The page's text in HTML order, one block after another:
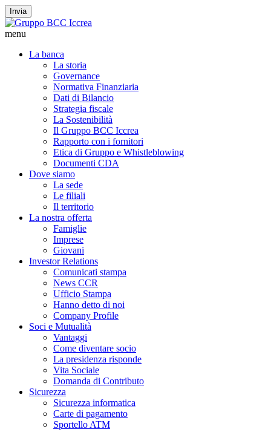
Invia
menu
La banca
La storia
Governance
Normativa Finanziaria
Dati di Bilancio
Strategia fiscale
La Sostenibilità
Il Gruppo BCC Iccrea
Rapporto con i fornitori
Etica di Gruppo e Whistleblowing
Documenti CDA
Dove siamo
La sede
Le filiali
Il territorio
La nostra offerta
Famiglie
Imprese
Giovani
Investor Relations
Comunicati stampa
News CCR
Ufficio Stampa
Hanno detto di noi
Company Profile
Soci e Mutualità
Vantaggi
Come diventare socio
La presidenza risponde
Vita Sociale
Domanda di Contributo
Sicurezza
Sicurezza informatica
Carte di pagamento
Sportello ATM